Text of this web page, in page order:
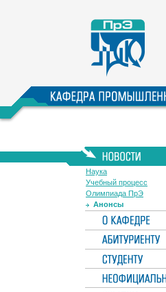
Наука
Учебный процесс
Олимпиада ПрЭ
Анонсы